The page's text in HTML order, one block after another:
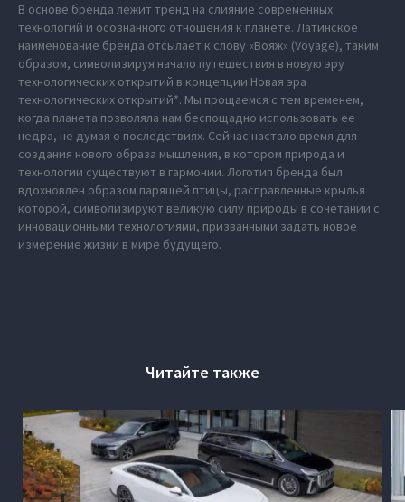
В основе бренда лежит тренд на слияние современных
технологий и осознанного отношения к планете. Латинское
наименование бренда отсылает к слову «Вояж» (Voyage), таким
образом, символизируя начало путешествия в новую эру
технологических открытий в концепции Новая эра
технологических открытий*. Мы прощаемся с тем временем,
когда планета позволяла нам беспощадно использовать ее
недра, не думая о последствиях. Сейчас настало время для
создания нового образа мышления, в котором природа и
технологии существуют в гармонии. Логотип бренда был
вдохновлен образом парящей птицы, расправленные крылья
которой, символизируют великую силу природы в сочетании с
инновационными технологиями, призванными задать новое
измерение жизни в мире будущего.
Читайте также